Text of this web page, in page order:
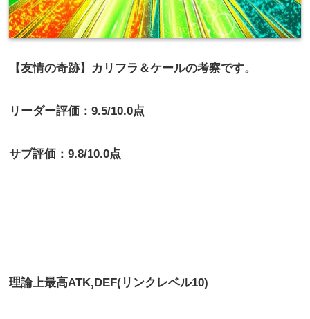
【友情の奇跡】カリフラ＆ケールの考察です。
リーダー評価：9.5/10.0点
サブ評価：9.8/10.0点
理論上最高ATK,DEF(リンクレベル10)